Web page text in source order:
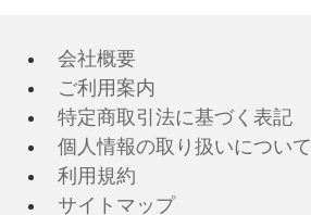
会社概要
ご利用案内
特定商取引法に基づく表記
個人情報の取り扱いについて
利用規約
サイトマップ